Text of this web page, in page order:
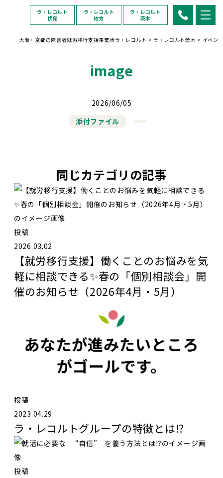
ラ・レコルト
伏見
ラ・レコルト
枚方
ラ・レコルト
茨木
大阪・京都の障害者就労移行支援事業所ラ・レコルト > ラ・レコルト茨木 > イベン
image
2026/06/05
添付ファイル
同じカテゴリの記事
投稿
2026.03.02
【就労移行支援】働くことのお悩みを気
軽に相談できる✨春の「個別相談会」開
催のお知らせ（2026年4月・5月）
投稿
2023.04.29
ラ・レコルトグループの特徴とは⁉️
投稿